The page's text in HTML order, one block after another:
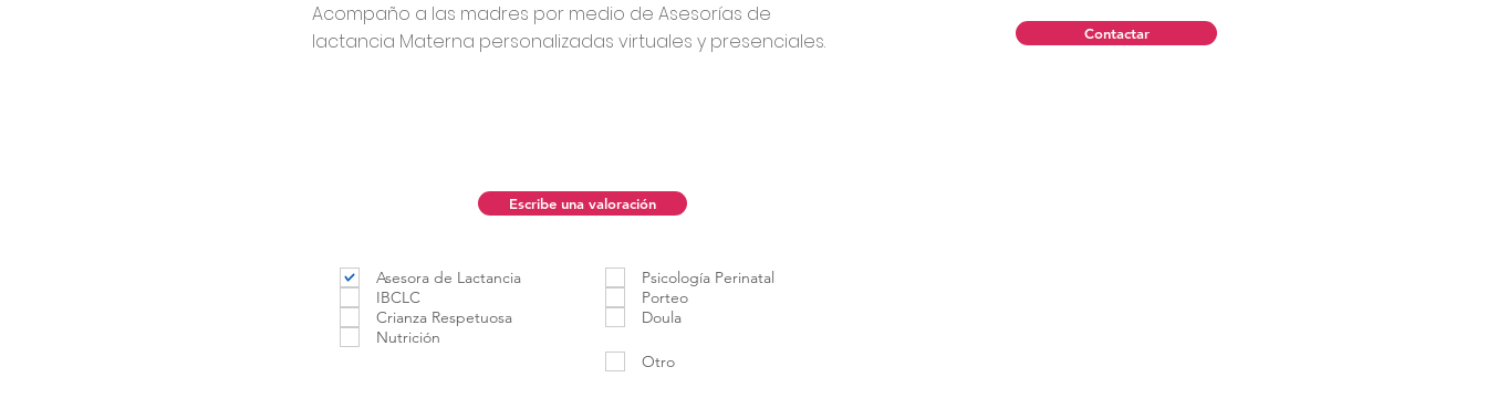
Acompaño a las madres por medio de Asesorías de
lactancia Materna personalizadas virtuales y presenciales.
Asesora de Lactancia
IBCLC
Crianza Respetuosa
Nutrición
Psicología Perinatal
Porteo
Doula
Otro
Contactar
Escribe una valoración